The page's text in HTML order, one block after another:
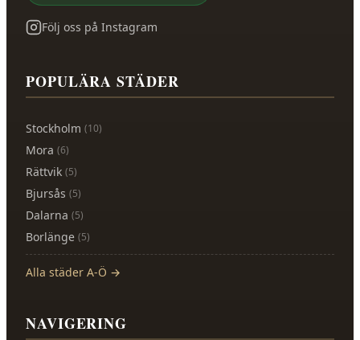
Följ oss på Instagram
POPULÄRA STÄDER
Stockholm (10)
Mora (6)
Rättvik (5)
Bjursås (5)
Dalarna (5)
Borlänge (5)
Alla städer A-Ö →
NAVIGERING